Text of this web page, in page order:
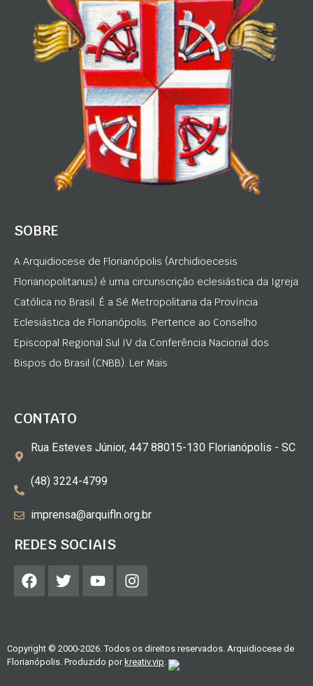
SOBRE
A Arquidiocese de Florianópolis (Archidioecesis
Florianopolitanus) é uma circunscrição eclesiástica da Igreja
Católica no Brasil. É a Sé Metropolitana da Província
Eclesiástica de Florianópolis. Pertence ao Conselho
Episcopal Regional Sul IV da Conferência Nacional dos
Bispos do Brasil (CNBB). Ler Mais
CONTATO
Rua Esteves Júnior, 447 88015-130 Florianópolis - SC
(48) 3224-4799
imprensa@arquifln.org.br
REDES SOCIAIS
Copyright © 2000-2026. Todos os direitos reservados. Arquidiocese de
Florianópolis. Produzido por kreativ.vip.